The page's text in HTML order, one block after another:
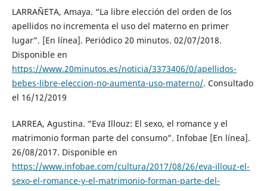
LARRAÑETA, Amaya. “La libre elección del orden de los
apellidos no incrementa el uso del materno en primer
lugar”. [En línea]. Periódico 20 minutos. 02/07/2018.
Disponible en
https://www.20minutos.es/noticia/3373406/0/apellidos-
bebes-libre-eleccion-no-aumenta-uso-materno/. Consultado
el 16/12/2019
LARREA, Agustina. “Eva Illouz: El sexo, el romance y el
matrimonio forman parte del consumo”. Infobae [En línea].
26/08/2017. Disponible en
https://www.infobae.com/cultura/2017/08/26/eva-illouz-el-
sexo-el-romance-y-el-matrimonio-forman-parte-del-